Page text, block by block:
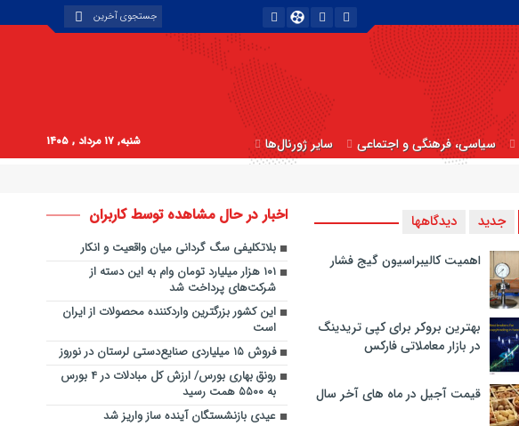
سیاسی، فرهنگی و اجتماعی سایر ژورنال‌ها شنبه, ۱۷ مرداد , ۱۴۰۵
جدید دیدگاهها
اهمیت کالیبراسیون گیج فشار
بهترین بروکر برای کپی‌ تریدینگ
در بازار معاملاتی فارکس
قیمت آجیل در ماه های آخر سال
اخبار در حال مشاهده توسط کاربران
بلاتکلیفی سگ گردانی میان واقعیت و انکار
۱۰۱ هزار میلیارد تومان وام به این دسته از
شرکت‌های پرداخت شد
این کشور بزرگترین واردکننده محصولات از ایران
است
فروش ۱۵ میلیاردی صنایع‌دستی لرستان در نوروز
رونق بهاری بورس/ ارزش کل مبادلات در ۴ بورس
به ۵۵۰۰ همت رسید
عیدی بازنشستگان آینده ساز واریز شد